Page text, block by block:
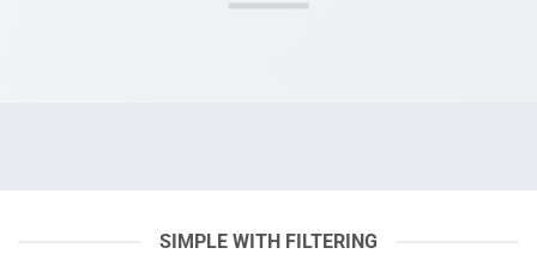
SIMPLE WITH FILTERING